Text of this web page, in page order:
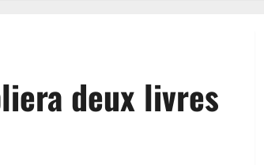
deux livres